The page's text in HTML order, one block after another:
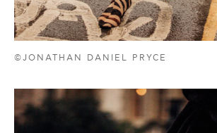
©JONATHAN DANIEL PRYCE